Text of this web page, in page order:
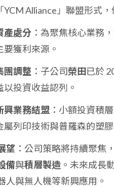
「YCM Alliance」聯盟形式
產處分 ：為聚焦核心業務
要獲利來源。
團調整 ：子公司榮田已於
以投資收益認列。
興業務結盟 ：小額投資積
屬列印技術與普羅森的塑
望 ：公司策略將持續聚焦
備與積層製造 。未來成長
人與無人機等新興應用。